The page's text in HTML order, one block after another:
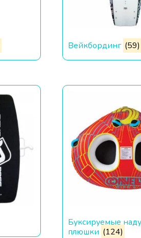
Вейкбординг (59)
Буксируемые
плюшки (124)